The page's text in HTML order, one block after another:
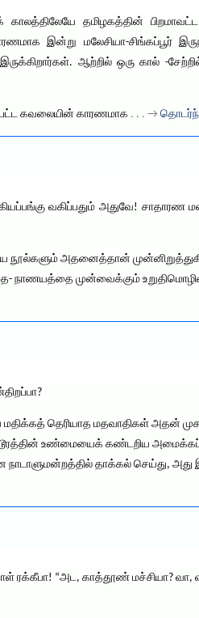
தமிழகத்தின் பிறமாவட்ட
இன்று மலேசியா-சிங்கப்பூர்
ஆற்றில் ஒரு கால் -
கவலையின் காரணமாக . . . →
வகிப்பதும் அதுவே! சாதாரண
நூல்களும் அதனைத்தான்
நாணயத்தை முன்வைக்கும்
தெரியாத மதவாதிகள் அதன்
உண்மையைக் கண்டறிய
நாடாளுமன்றத்தில் தாக்கல் செய்து, அது
ரக்கீபா! “அட, காத்தூண் மச்சியா? வா,